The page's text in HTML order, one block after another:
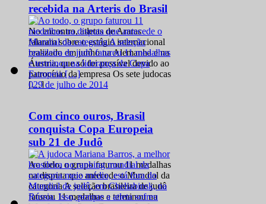
recebida na Arteris do Brasil
No encontro, atletas de Araras
falaram sobre o estágio internacional
realizado em junho na Alemanha e na
Áustria, que só foi possível devido ao
patrocínio da empresa Os sete judocas
[…]
029 de julho de 2014
Com cinco ouros, Brasil
conquista Copa Europeia
sub 21 de Judô
Ao todo, o grupo faturou 11 medalhas
na disputa que antecede o Mundial da
categoria A seleção brasileira de judô
faturou 11 medalhas e terminou na